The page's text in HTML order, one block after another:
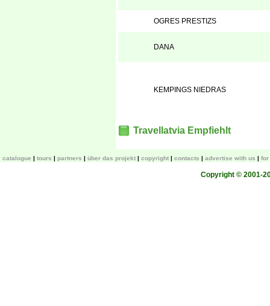
OGRES PRESTIZS
DANA
KEMPINGS NIEDRAS
Travellatvia Empfiehlt
catalogue tours partners über das projekt copyright contacts advertise with us for
Copyright © 2001-